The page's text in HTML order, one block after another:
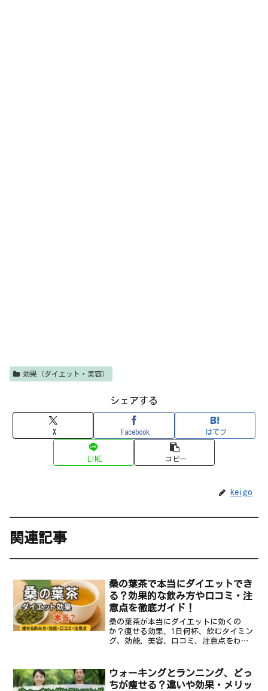
効果（ダイエット・美容）
シェアする
X Facebook はてブ
LINE コピー
keigo
関連記事
桑の葉茶で本当にダイエットでき
る？効果的な飲み方や口コミ・注
意点を徹底ガイド！
桑の葉茶が本当にダイエットに効くの
か？痩せる効果、1日何杯、飲むタイミン
グ、効能、美容、口コミ、注意点をわか
ウォーキングとランニング、どっ
ちが痩せる？違いや効果・メリッ